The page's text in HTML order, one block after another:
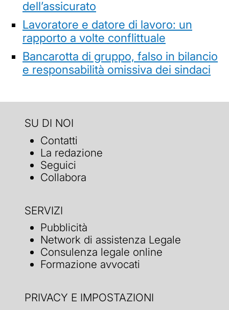
dell’assicurato
Lavoratore e datore di lavoro: un
rapporto a volte conflittuale
Bancarotta di gruppo, falso in bilancio
e responsabilità omissiva dei sindaci
SU DI NOI
Contatti
La redazione
Seguici
Collabora
SERVIZI
Pubblicità
Network di assistenza Legale
Consulenza legale online
Formazione avvocati
PRIVACY E IMPOSTAZIONI